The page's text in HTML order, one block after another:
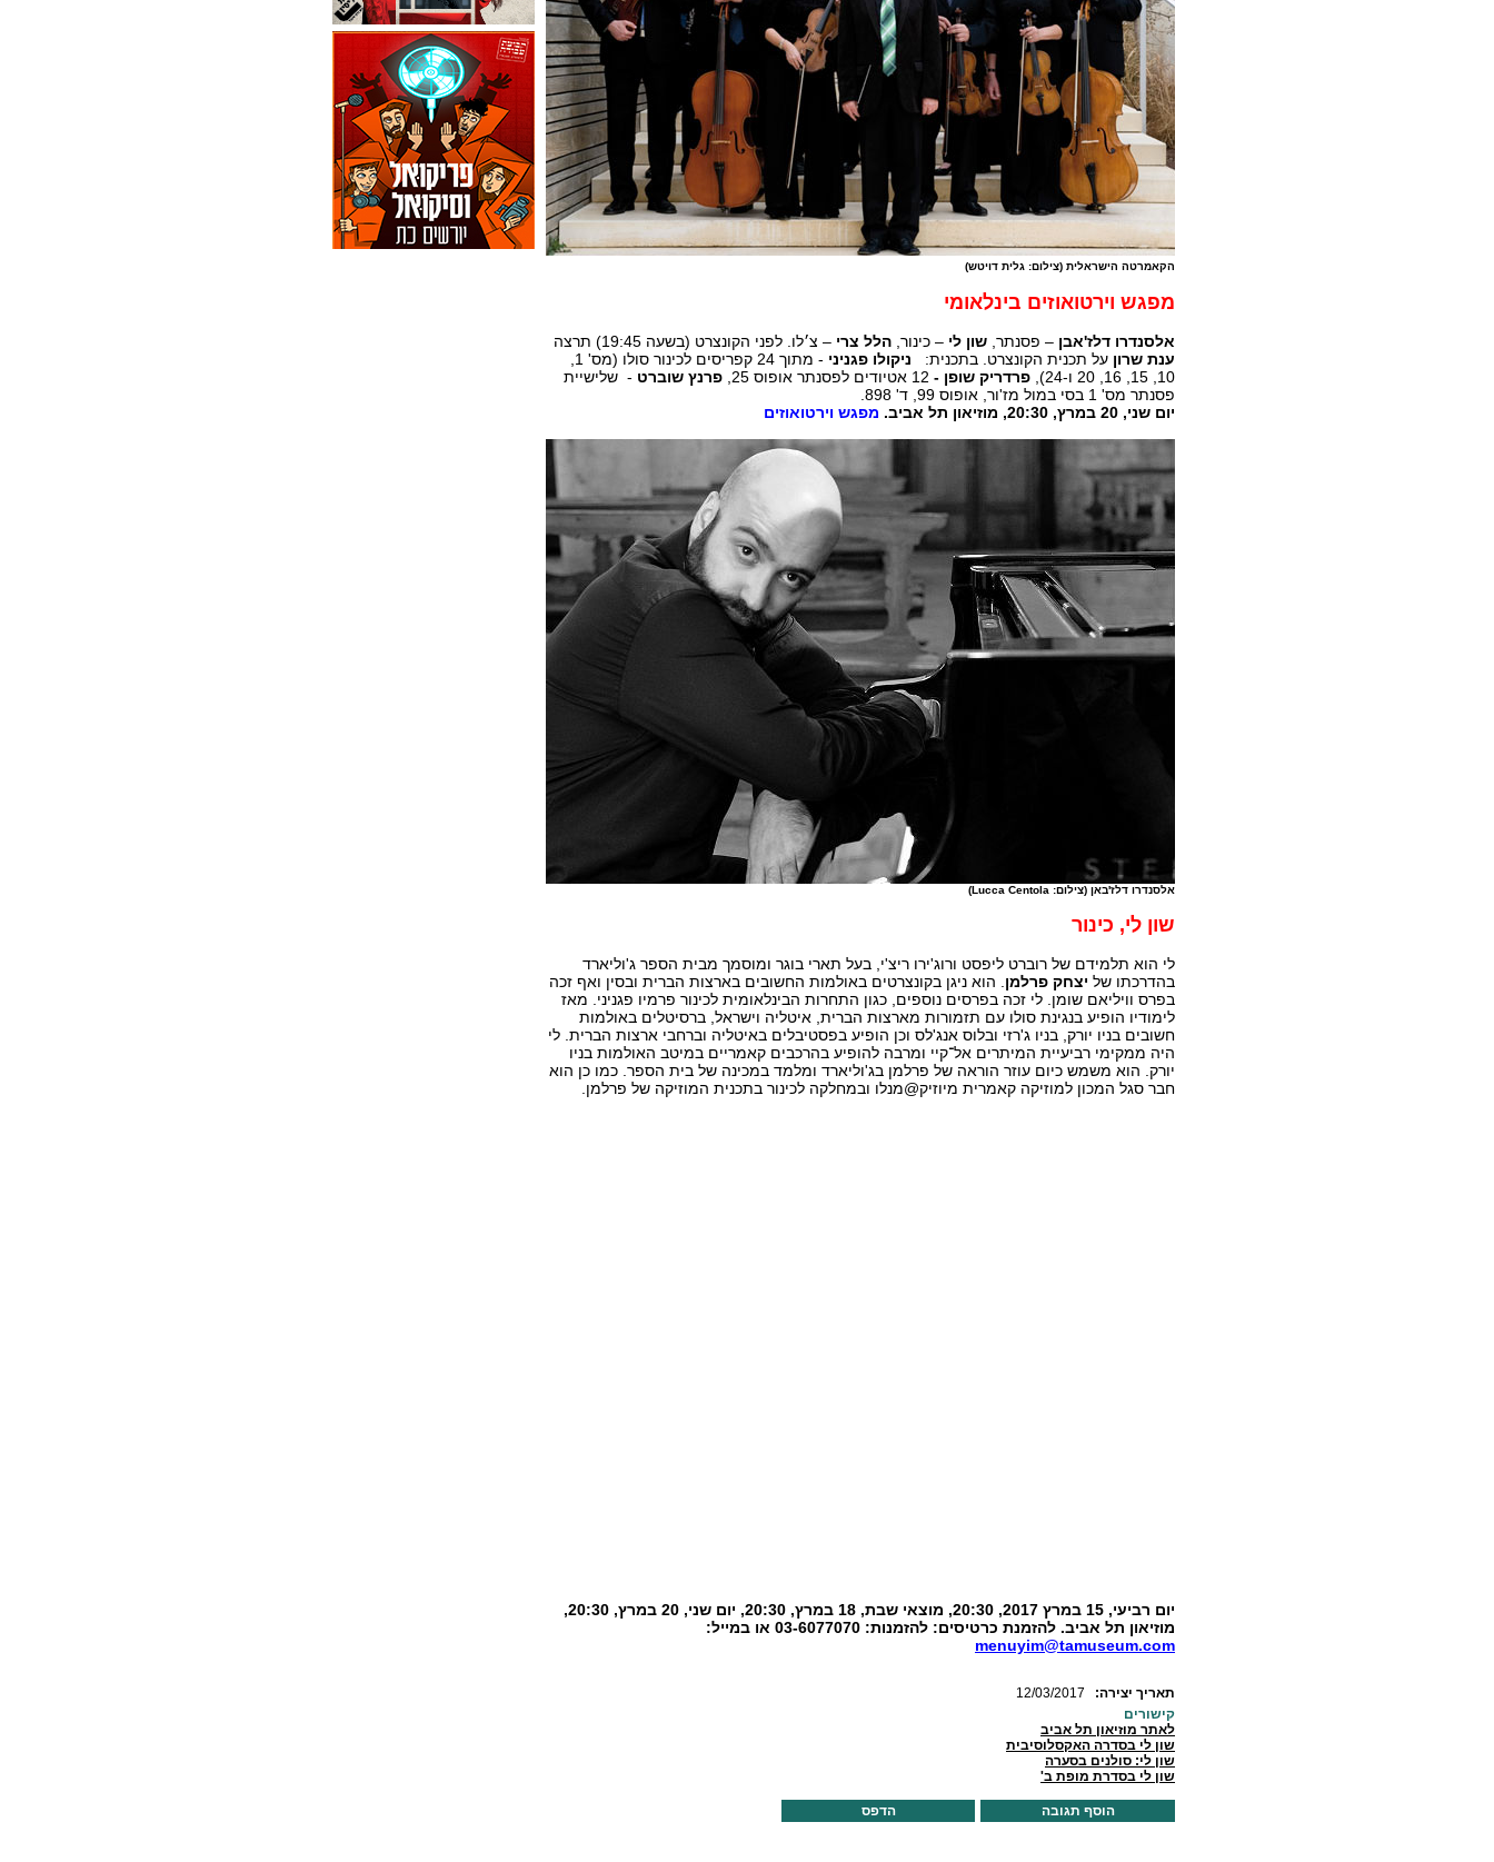
הקאמרטה הישראלית (צילום: גלית דויטש)
מפגש וירטואוזים בינלאומי
אלסנדרו דלז'אבן – פסנתר, שון לי – כינור, הלל צרי – צ׳לו. לפני הקונצרט (בשעה 19:45) תרצה
ענת שרון על תכנית הקונצרט. בתכנית: ניקולו פגניני
10, 15, 16, 20 ו-24),
פרדריק שופן - 12 אטיודים לפסנתר אופוס 25, פרנץ שוברט - שלישיית
פסנתר מס' 1 בסי במול מז'ור, אופוס 99, ד' 898.
יום שני, 20 במרץ, 20:30, מוזיאון תל אביב.
מפגש וירטואוזים
אלסנדרו דלז'באן (צילום: Lucca Centola)
שון לי, כינור
לי הוא תלמידם של רוברט ליפסט ורוג'ירו ריצ'י, בעל תארי בוגר ומוסמך מבית הספר ג'וליארד
בהדרכתו של יצחק פרלמן . הוא ניגן בקונצרטים באולמות החשובים בארצות הברית ובסין ואף זכה
בפרס וויליאם שומן. לי זכה בפרסים נוספים, כגון התחרות הבינלאומית לכינור פרמיו פגניני. מאז
לימודיו הופיע בנגינת סולו עם תזמורות מארצות הברית, איטליה וישראל, ברסיטלים באולמות
חשובים בניו יורק, בניו ג'רזי ובלוס אנג'לס וכן הופיע בפסטיבלים באיטליה וברחבי ארצות הברית. לי
היה ממקימי רביעיית המיתרים אל־קיי ומרבה להופיע בהרכבים קאמריים במיטב האולמות בניו
יורק. הוא משמש כיום עוזר הוראה של פרלמן בג'וליארד ומלמד במכינה של בית הספר. כמו כן הוא
חבר סגל המכון למוזיקה קאמרית מיוזיק@מנלו ובמחלקה לכינור בתכנית המוזיקה של פרלמן.
יום רביעי, 15 במרץ 2017, 20:30, מוצאי שבת, 18 במרץ, 20:30, יום שני, 20 במרץ, 20:30,
מוזיאון תל אביב. להזמנת כרטיסים: להזמנות: 03-6077070 או במייל:
menuyim@tamuseum.com
12/03/2017
:תאריך יצירה
קישורים
לאתר מוזיאון תל אביב
שון לי בסדרה האקסלוסיבית
שון לי: סולנים בסערה
שון לי בסדרת מופת ב'
הדפס הוסף תגובה